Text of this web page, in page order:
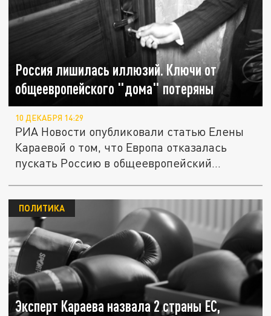
Россия лишилась иллюзий. Ключи от
общеевропейского "дома" потеряны
10 ДЕКАБРЯ 14:29
РИА Новости опубликовали статью Елены
Караевой о том, что Европа отказалась
пускать Россию в общеевропейский...
Эксперт Караева назвала 2 страны ЕС,
ПОЛИТИКА